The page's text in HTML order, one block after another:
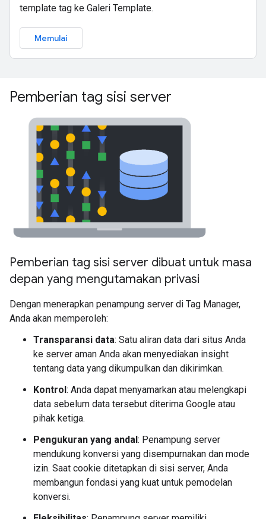
template tag ke Galeri Template.
Memulai
Pemberian tag sisi server
Pemberian tag sisi server dibuat untuk masa
depan yang mengutamakan privasi
Dengan menerapkan penampung server di Tag Manager,
Anda akan memperoleh:
Transparansi data: Satu aliran data dari situs Anda
ke server aman Anda akan menyediakan insight
tentang data yang dikumpulkan dan dikirimkan.
Kontrol: Anda dapat menyamarkan atau melengkapi
data sebelum data tersebut diterima Google atau
pihak ketiga.
Pengukuran yang andal: Penampung server
mendukung konversi yang disempurnakan dan mode
izin. Saat cookie ditetapkan di sisi server, Anda
membangun fondasi yang kuat untuk pemodelan
konversi.